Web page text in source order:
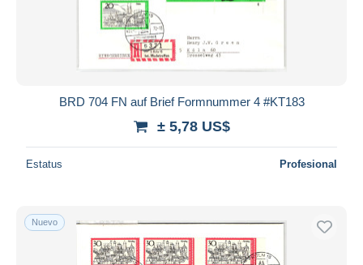
BRD 704 FN auf Brief Formnummer 4 #KT183
± 5,78 US$
Estatus Profesional
Nuevo